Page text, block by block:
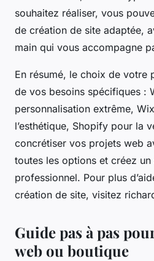
souhaitez réaliser, vous
de création de site adaptée,
main qui vous accompagne
En résumé, le choix de votre
de vos besoins spécifiques :
personnalisation extrême,
l’esthétique, Shopify pour la
concrétiser vos projets web
toutes les options et créez
professionnel. Pour plus
création de site, visitez
Guide pas à pas
web ou boutique